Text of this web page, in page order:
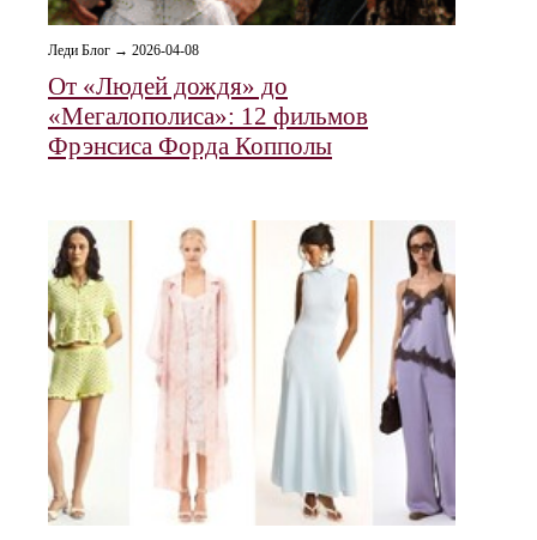
Леди Блог → 2026-04-08
От «Людей дождя» до
«Мегалополиса»: 12 фильмов
Фрэнсиса Форда Копполы